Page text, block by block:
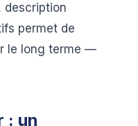
description
permet de
le long terme —
: un